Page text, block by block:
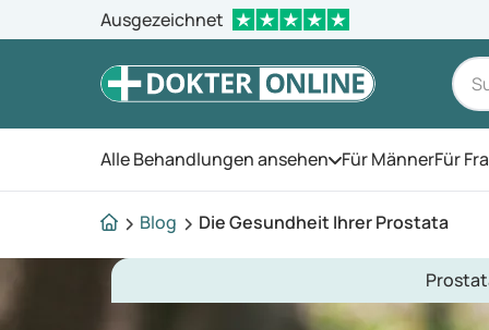
Ausgezeichnet
Alle Behandlungen ansehen Öffnen Sie das
Für MännerFür
Blog Die Gesundheit Ihrer Prostata